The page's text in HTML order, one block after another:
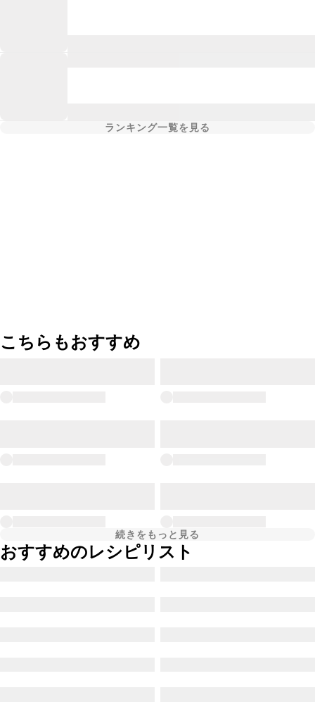
ランキング一覧を見る
こちらもおすすめ
続きをもっと見る
おすすめのレシピリスト